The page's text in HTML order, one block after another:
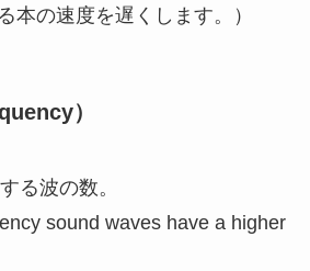
本の速度を遅くします。）
）
る波の数。
sound waves have a higher